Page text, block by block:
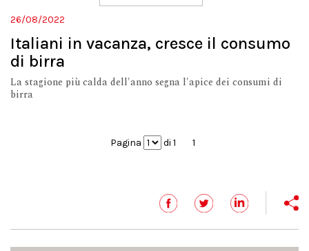
26/08/2022
Italiani in vacanza, cresce il consumo
di birra
La stagione più calda dell'anno segna l'apice dei consumi di
birra
Pagina di 1 1